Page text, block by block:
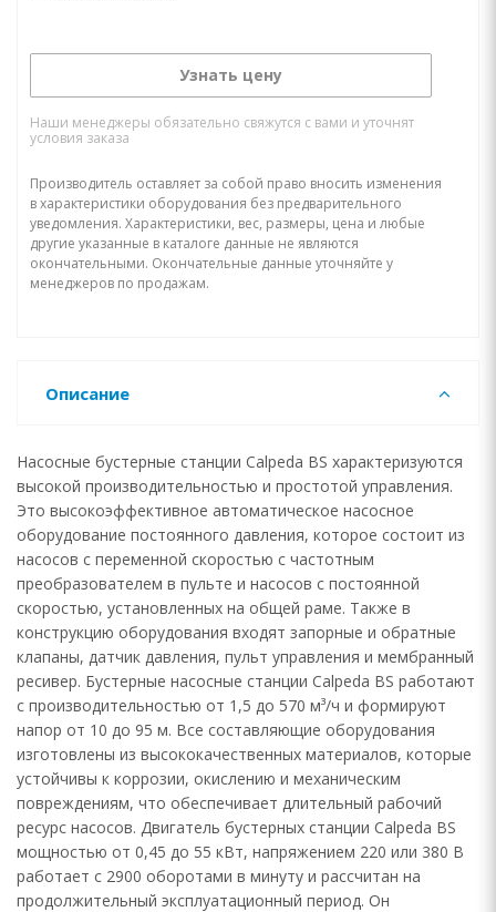
Узнать цену
Наши менеджеры обязательно свяжутся с вами и уточнят
условия заказа
Производитель оставляет за собой право вносить изменения
в характеристики оборудования без предварительного
уведомления. Характеристики, вес, размеры, цена и любые
другие указанные в каталоге данные не являются
окончательными. Окончательные данные уточняйте у
менеджеров по продажам.
Описание
Насосные бустерные станции Calpeda BS характеризуются
высокой производительностью и простотой управления.
Это высокоэффективное автоматическое насосное
оборудование постоянного давления, которое состоит из
насосов с переменной скоростью с частотным
преобразователем в пульте и насосов с постоянной
скоростью, установленных на общей раме. Также в
конструкцию оборудования входят запорные и обратные
клапаны, датчик давления, пульт управления и мембранный
ресивер. Бустерные насосные станции Calpeda BS работают
с производительностью от 1,5 до 570 м³/ч и формируют
напор от 10 до 95 м. Все составляющие оборудования
изготовлены из высококачественных материалов, которые
устойчивы к коррозии, окислению и механическим
повреждениям, что обеспечивает длительный рабочий
ресурс насосов. Двигатель бустерных станции Calpeda BS
мощностью от 0,45 до 55 кВт, напряжением 220 или 380 В
работает с 2900 оборотами в минуту и рассчитан на
продолжительный эксплуатационный период. Он